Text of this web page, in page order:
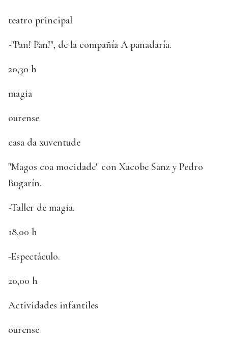
teatro principal
-"Pan! Pan!", de la compañía A panadaría.
20,30 h
magia
ourense
casa da xuventude
"Magos coa mocidade" con Xacobe Sanz y Pedro
Bugarín.
-Taller de magia.
18,00 h
-Espectáculo.
20,00 h
Actividades infantiles
ourense